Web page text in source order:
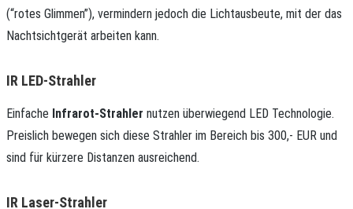
(“rotes Glimmen”), vermindern jedoch die Lichtausbeute, mit der das
Nachtsichtgerät arbeiten kann.
IR LED-Strahler
Einfache Infrarot-Strahler nutzen überwiegend LED Technologie.
Preislich bewegen sich diese Strahler im Bereich bis 300,- EUR und
sind für kürzere Distanzen ausreichend.
IR Laser-Strahler